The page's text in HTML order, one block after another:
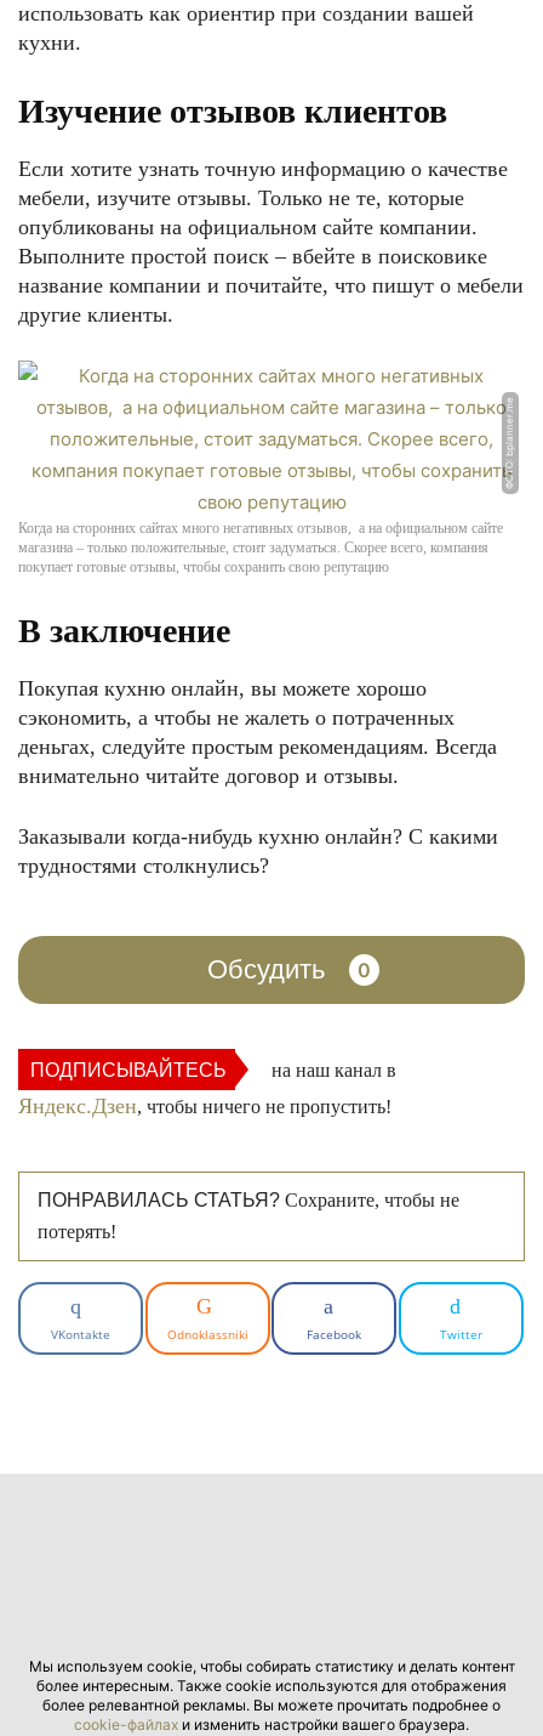
использовать как ориентир при создании вашей
кухни.
Изучение отзывов клиентов
Если хотите узнать точную информацию о качестве
мебели, изучите отзывы. Только не те, которые
опубликованы на официальном сайте компании.
Выполните простой поиск – вбейте в поисковике
название компании и почитайте, что пишут о мебели
другие клиенты.
ФОТО: bplanner.me
Когда на сторонних сайтах много негативных отзывов, а на официальном сайте
магазина – только положительные, стоит задуматься. Скорее всего, компания
покупает готовые отзывы, чтобы сохранить свою репутацию
В заключение
Покупая кухню онлайн, вы можете хорошо
сэкономить, а чтобы не жалеть о потраченных
деньгах, следуйте простым рекомендациям. Всегда
внимательно читайте договор и отзывы.
Заказывали когда-нибудь кухню онлайн? С какими
трудностями столкнулись?
Обсудить 0
ПОДПИСЫВАЙТЕСЬ на наш канал в
Яндекс.Дзен, чтобы ничего не пропустить!
ПОНРАВИЛАСЬ СТАТЬЯ? Сохраните, чтобы не
потерять!
VKontakte Odnoklassniki Facebook Twitter
Мы используем cookie, чтобы собирать статистику и делать контент
более интересным. Также cookie используются для отображения
более релевантной рекламы. Вы можете прочитать подробнее о
cookie-файлах и изменить настройки вашего браузера.